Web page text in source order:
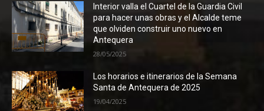
Interior valla el Cuartel de la Guardia Civil
para hacer unas obras y el Alcalde teme
que olviden construir uno nuevo en
Antequera
28/05/2025
Los horarios e itinerarios de la Semana
Santa de Antequera de 2025
19/04/2025